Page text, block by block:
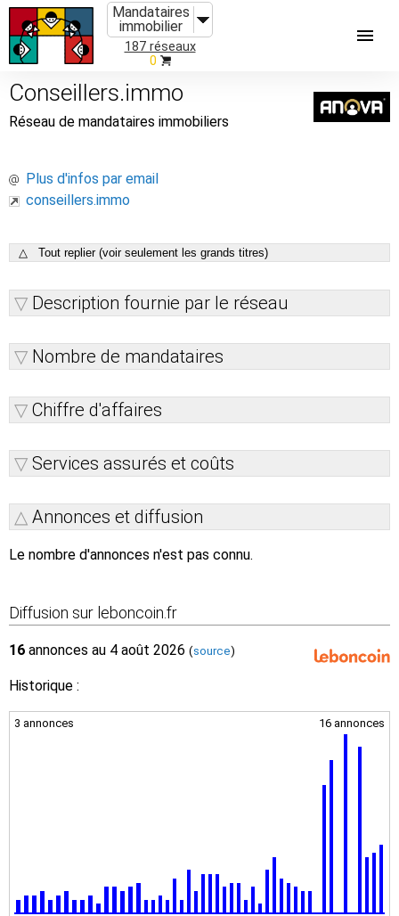
Mandataires
immobilier
187 réseaux
0
Conseillers.immo
Réseau de mandataires immobiliers
Plus d'infos par email
conseillers.immo
△ Tout replier (voir seulement les grands titres)
Description fournie par le réseau
Nombre de mandataires
Chiffre d'affaires
Services assurés et coûts
Annonces et diffusion
Le nombre d'annonces n'est pas connu.
Diffusion sur leboncoin.fr
16 annonces au 4 août 2026 (source)
Historique :
3 annonces 16 annonces